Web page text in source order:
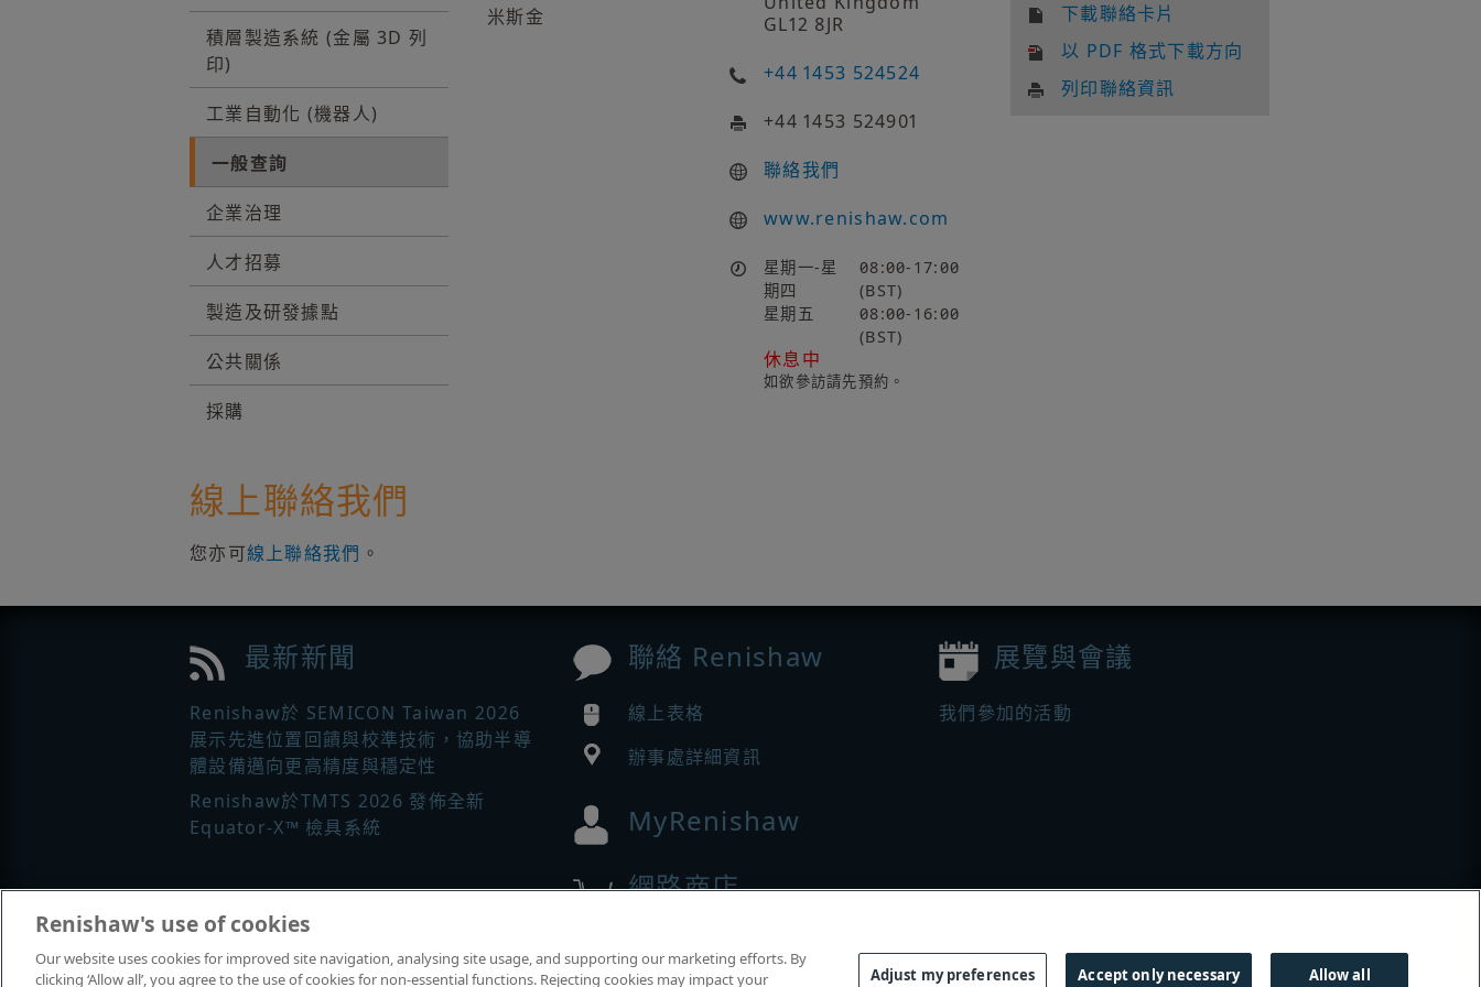
積層製造系統 (金屬 3D 列
印)
工業自動化 (機器人)
一般查詢
企業治理
人才招募
製造及研發據點
公共關係
採購
米斯金
GL12 8JR
+44 1453 524524
+44 1453 524901
聯絡我們
www.renishaw.com
星期一-星
期四
08:00-17:00
(BST)
星期五
08:00-16:00
(BST)
休息中
如欲參訪請先預約。
下載聯絡卡片
以 PDF 格式下載方向
列印聯絡資訊
線上聯絡我們
您亦可線上聯絡我們 。
最新新聞
Renishaw於 SEMICON Taiwan 2026
展示先進位置回饋與校準技術，協助半導
體設備邁向更高精度與穩定性
Renishaw於TMTS 2026 發佈全新
Equator-X™ 檢具系統
最新新聞
聯絡 Renishaw
線上表格
辦事處詳細資訊
MyRenishaw
網路商店
展覽與會議
我們參加的活動
Renishaw's use of cookies
Our website uses cookies for improved site navigation, analysing site usage, and supporting our marketing efforts. By
clicking ‘Allow all’, you agree to the use of cookies for non-essential functions. Rejecting cookies may impact your
Adjust my preferences Accept only necessary Allow all